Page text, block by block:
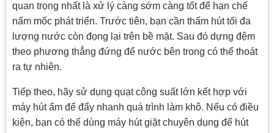
quan trọng nhất là xử lý càng sớm càng tốt để hạn chế
nấm mốc phát triển. Trước tiên, bạn cần thấm hút tối đa
lượng nước còn đọng lại trên bề mặt. Sau đó dựng đệm
theo phương thẳng đứng để nước bên trong có thể thoát
ra tự nhiên.
Tiếp theo, hãy sử dụng quạt công suất lớn kết hợp với
máy hút ẩm để đẩy nhanh quá trình làm khô. Nếu có điều
kiện, bạn có thể dùng máy hút giặt chuyên dụng để hút